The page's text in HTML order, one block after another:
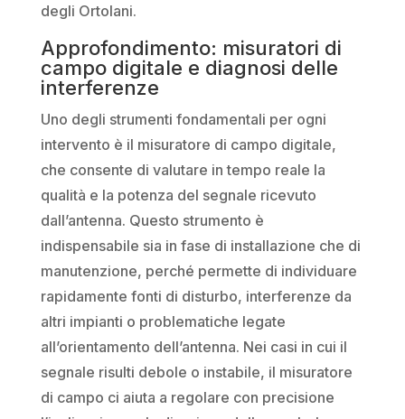
degli Ortolani.
Approfondimento: misuratori di
campo digitale e diagnosi delle
interferenze
Uno degli strumenti fondamentali per ogni
intervento è il misuratore di campo digitale,
che consente di valutare in tempo reale la
qualità e la potenza del segnale ricevuto
dall’antenna. Questo strumento è
indispensabile sia in fase di installazione che di
manutenzione, perché permette di individuare
rapidamente fonti di disturbo, interferenze da
altri impianti o problematiche legate
all’orientamento dell’antenna. Nei casi in cui il
segnale risulti debole o instabile, il misuratore
di campo ci aiuta a regolare con precisione